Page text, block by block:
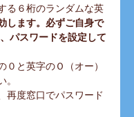
る６桁のランダムな英
します。必ずご自身で
パスワードを設定して
０と英字のＯ（オー）
再度窓口でパスワード